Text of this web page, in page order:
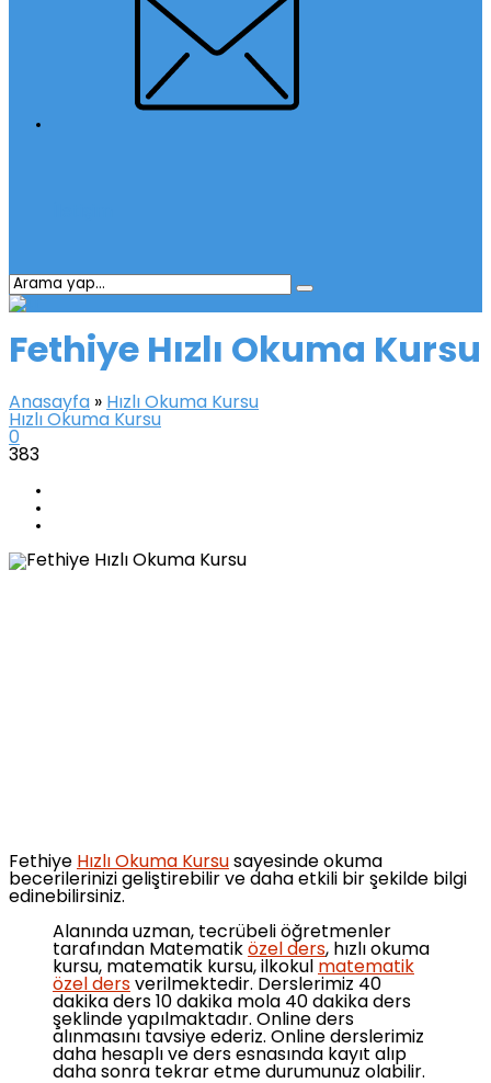
Fethiye Hızlı Okuma Kursu
Anasayfa » Hızlı Okuma Kursu
Hızlı Okuma Kursu
0
383
Fethiye Hızlı Okuma Kursu sayesinde okuma
becerilerinizi geliştirebilir ve daha etkili bir şekilde bilgi
edinebilirsiniz.
Alanında uzman, tecrübeli öğretmenler
tarafından Matematik özel ders, hızlı okuma
kursu, matematik kursu, ilkokul matematik
özel ders verilmektedir. Derslerimiz 40
dakika ders 10 dakika mola 40 dakika ders
şeklinde yapılmaktadır. Online ders
alınmasını tavsiye ederiz. Online derslerimiz
daha hesaplı ve ders esnasında kayıt alıp
daha sonra tekrar etme durumunuz olabilir.